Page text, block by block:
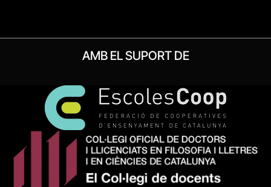
AMB EL SUPORT DE